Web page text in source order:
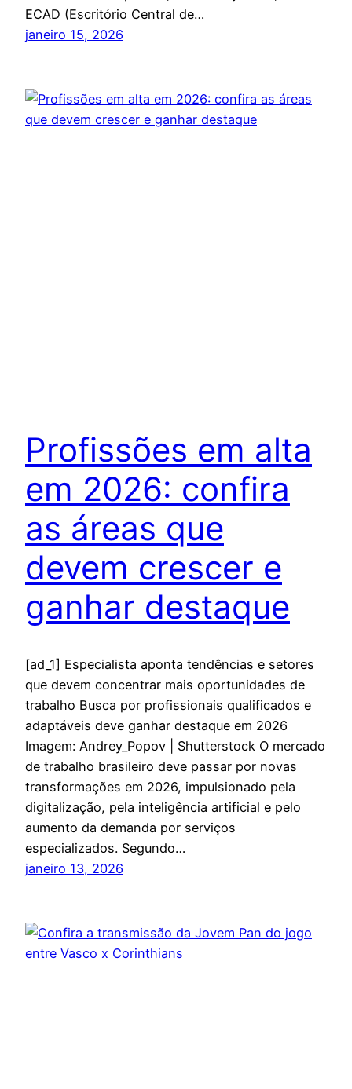
ECAD (Escritório Central de…
janeiro 15, 2026
Profissões em alta
em 2026: confira
as áreas que
devem crescer e
ganhar destaque
[ad_1] Especialista aponta tendências e setores
que devem concentrar mais oportunidades de
trabalho Busca por profissionais qualificados e
adaptáveis deve ganhar destaque em 2026
Imagem: Andrey_Popov | Shutterstock O mercado
de trabalho brasileiro deve passar por novas
transformações em 2026, impulsionado pela
digitalização, pela inteligência artificial e pelo
aumento da demanda por serviços
especializados. Segundo…
janeiro 13, 2026